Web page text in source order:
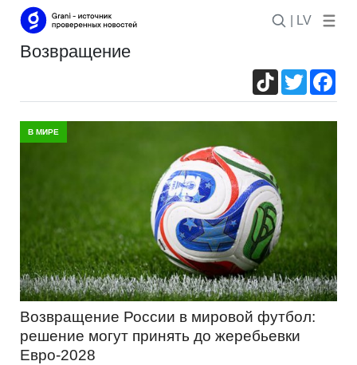
| LV
возвращение
TikTokTwitter
В МИРЕ
Возвращение России в мировой футбол:
решение могут принять до жеребьевки
Евро-2028